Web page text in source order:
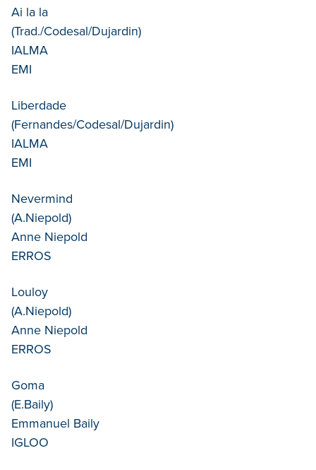
Ai la la
(Trad./Codesal/Dujardin)
IALMA
EMI
Liberdade
(Fernandes/Codesal/Dujardin)
IALMA
EMI
Nevermind
(A.Niepold)
Anne Niepold
ERROS
Louloy
(A.Niepold)
Anne Niepold
ERROS
Goma
(E.Baily)
Emmanuel Baily
IGLOO